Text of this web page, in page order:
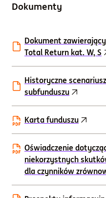
Dokumenty
Dokument
Total Return kat. W, S
Historyczne
subfunduszu
Karta funduszu
Oświadczenie
niekorzystnych
dla czynników